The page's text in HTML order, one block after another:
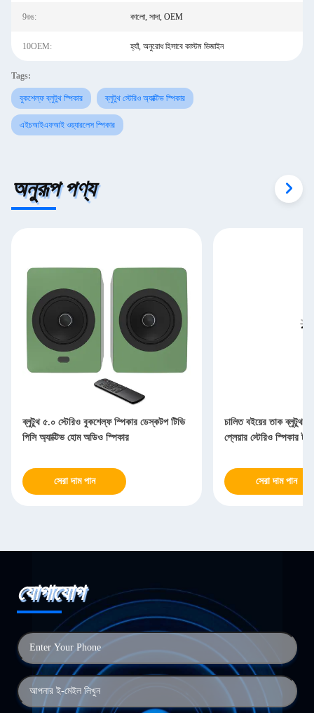
9রঙ: কালো, সাদা, OEM
10OEM: হ্যাঁ, অনুরোধ হিসাবে কাস্টম ডিজাইন
Tags:
বুকশেল্ফ ব্লুটুথ স্পিকার ব্লুটুথ স্টেরিও অ্যাক্টিভ স্পিকার
এইচআইএফআই ওয়্যারলেস স্পিকার
অনুরূপ পণ্য
ব্লুটুথ ৫.০ স্টেরিও বুকশেল্ফ স্পিকার ডেস্কটপ টিভি
পিসি অ্যাক্টিভ হোম অডিও স্পিকার
সেরা দাম পান
চালিত বইয়ের তাক ব্লুটুথ
প্লেয়ার স্টেরিও স্পিকার
সেরা দাম পান
যোগাযোগ